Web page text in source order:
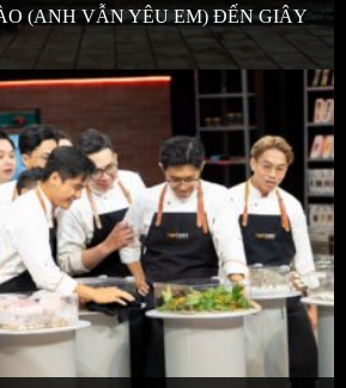
(ANH VẪN YÊU EM) ĐẾN GIÂY